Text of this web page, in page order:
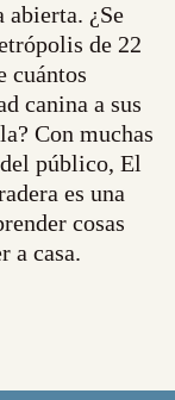
abierta. ¿Se
de 22
cuántos
canina a sus
Con muchas
público, El
es una
cosas
a casa.